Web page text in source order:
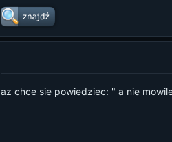
az chce sie powiedziec: " a nie